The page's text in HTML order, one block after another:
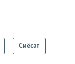
Сиёсат